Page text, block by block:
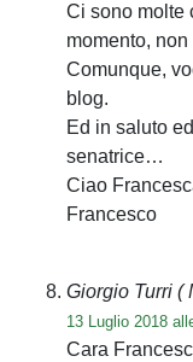
Ci sono molte
momento,
Comunque,
blog.
Ed in saluto
senatrice…
Ciao
Francesco
Giorgio Turri (
13 Luglio 2018
Cara